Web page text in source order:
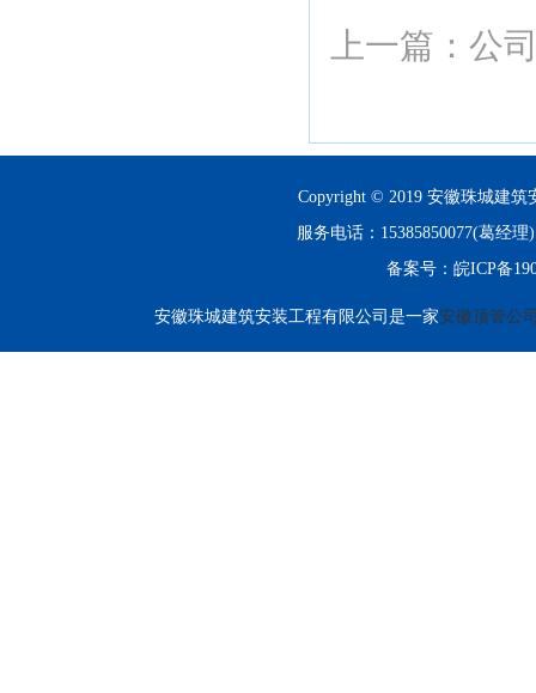
上一篇：公
Copyright © 2019 安徽珠城建筑
服务电话：15385850077(葛经
备案号： 皖ICP备
安徽珠城建筑安装工程有限公司是一家安徽顶管公